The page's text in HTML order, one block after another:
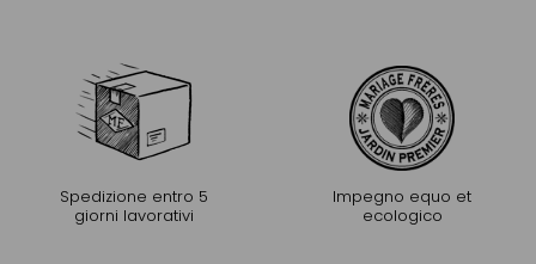
Spedizione entro 5
giorni lavorativi
Impegno equo et
ecologico